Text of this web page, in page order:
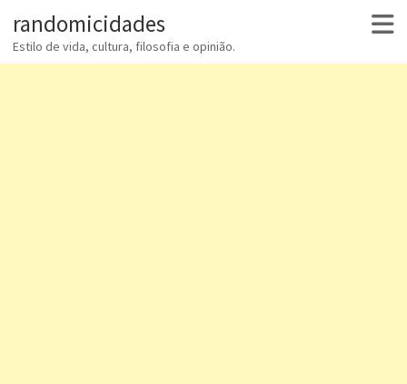
randomicidades
Estilo de vida, cultura, filosofia e opinião.